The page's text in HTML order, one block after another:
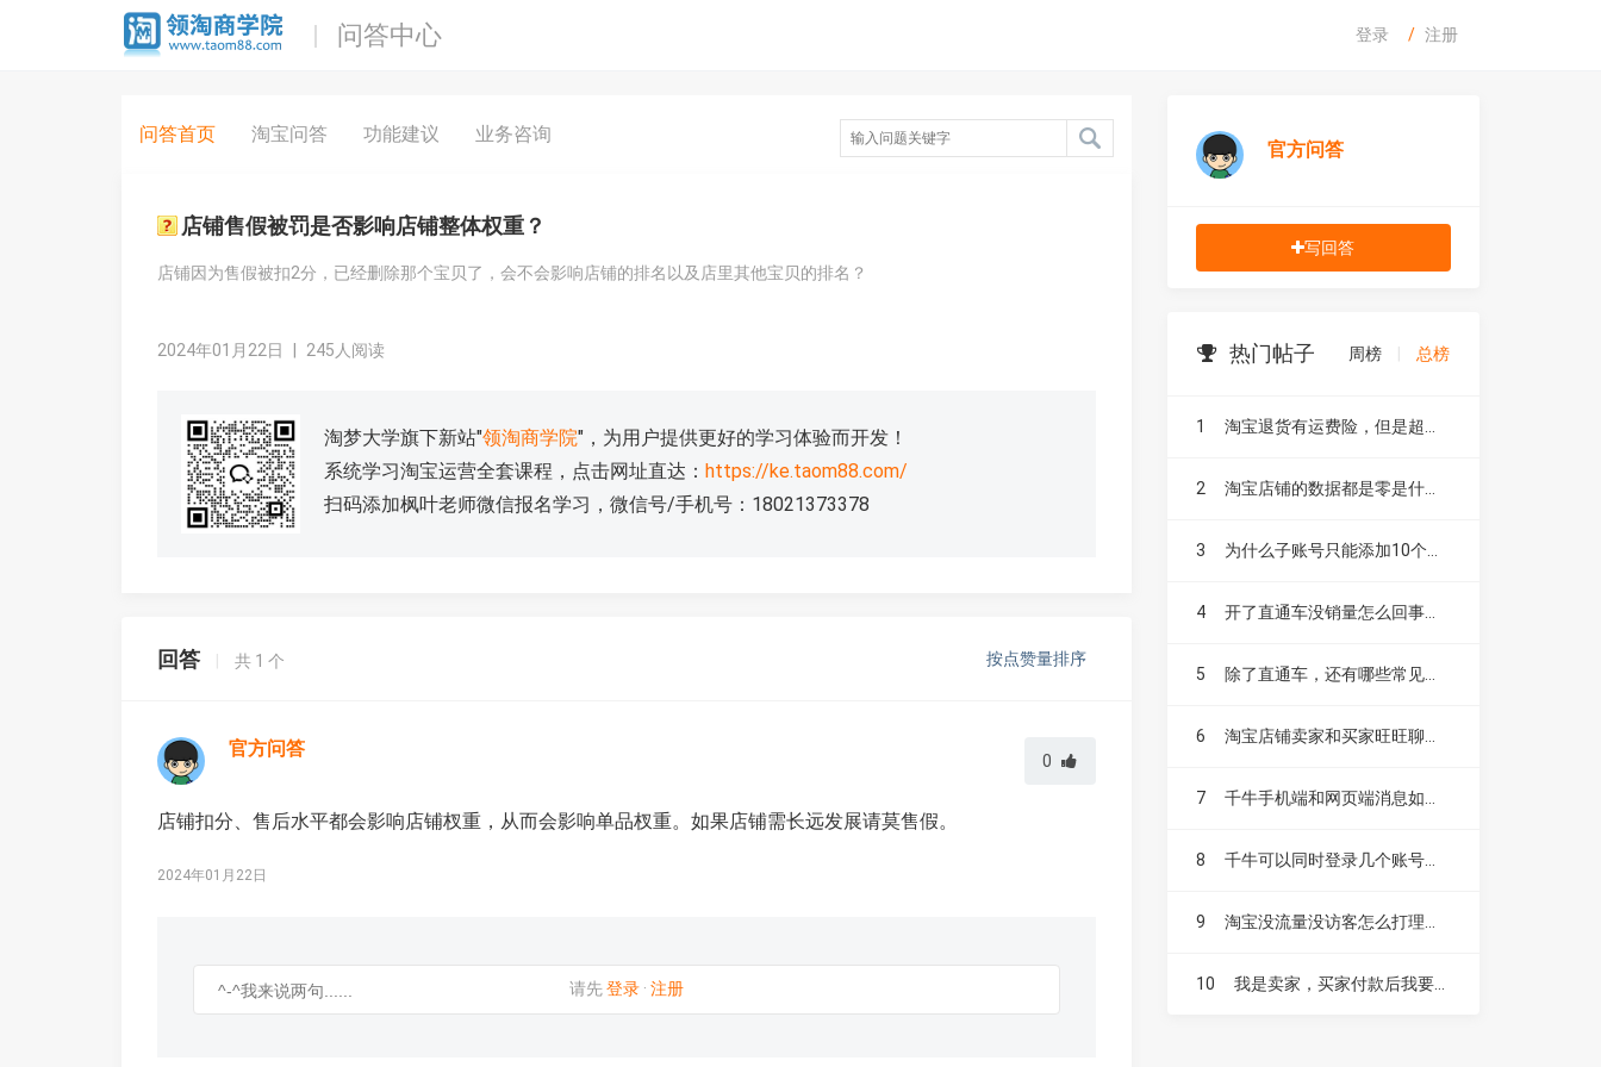
问答中心 登录 注册
问答首页 淘宝问答 功能建议 业务咨询
店铺售假被罚是否影响店铺整体权重？
店铺因为售假被扣2分，已经删除那个宝贝了，会不会影响店铺的排名以及店里其他宝贝的排名？
2024年01月22日 245人阅读
淘梦大学旗下新站"领淘商学院"，为用户提供更好的学习体验而开发！
系统学习淘宝运营全套课程，点击网址直达： https://ke.taom88.com/
扫码添加枫叶老师微信报名学习，微信号/手机号：18021373378
回答 | 共 1 个 按点赞量排序
官方问答
0
店铺扣分、售后水平都会影响店铺杈重，从而会影响单品杈重。如果店铺需长远发展请莫售假。
2024年01月22日
请先登录 · 注册
官方问答
写回答
热门帖子 周榜 总榜
1
2 淘宝店铺的数据都是零是什么原因导致的呢？
3
4 开了直通车没销量怎么回事？如何开车才不会白烧钱？
5 除了直通车，还有哪些常见的付费推广方式？
6
7
8 千牛可以同时登录几个账号的 ？
9
10 我是卖家，买家付款后我要在多久内发货？